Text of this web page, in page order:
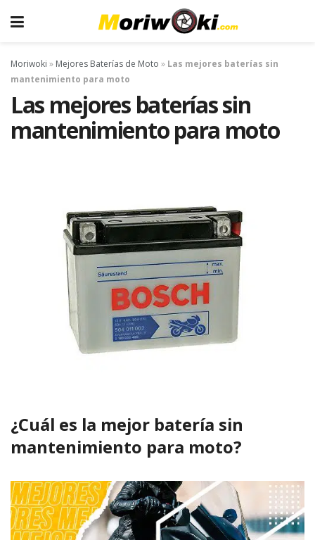
Moriwoki » Mejores Baterías de Moto » Las mejores baterías sin
mantenimiento para moto
Las mejores baterías sin
mantenimiento para moto
¿Cuál es la mejor batería sin
mantenimiento para moto?